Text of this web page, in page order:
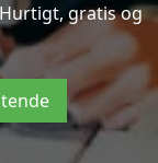
gratis og